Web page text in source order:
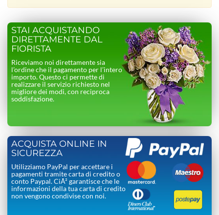
STAI ACQUISTANDO
DIRETTAMENTE DAL
FIORISTA
Riceviamo noi direttamente sia
l’ordine che il pagamento per l’intero
importo. Questo ci permette di
realizzare il servizio richiesto nel
migliore dei modi, con reciproca
soddisfazione.
ACQUISTA ONLINE IN
SICUREZZA
Utilizziamo PayPal per accettare i
pagamenti tramite carta di credito o
conto Paypal. CiÃ² garantisce che le
informazioni della tua carta di credito
non vengono condivise con noi.